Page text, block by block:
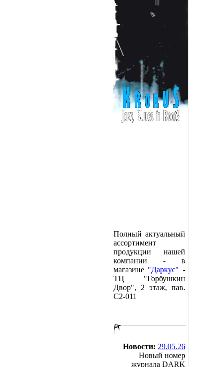
Полный актуальный
ассортимент
продукции нашей
компании - в
магазине "Даркус" -
ТЦ "Горбушкин
Двор", 2 этаж, пав.
C2-011
Новости: 29.05.26
Новый номер
журнала DARK